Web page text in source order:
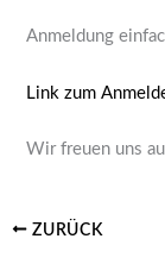
Anmeldung
Link zum
Wir freuen uns
ZURÜCK